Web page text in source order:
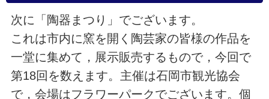
次に「陶器まつり」でございます。
これは市内に窯を開く陶芸家の皆様の作品を
一堂に集めて，展示販売するもので，今回で
第18回を数えます。主催は石岡市観光協会
で，会場はフラワーパークでございます。個